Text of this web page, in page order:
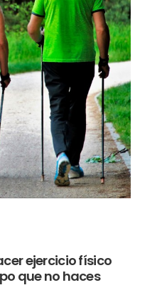
ejercicio físico
que no haces